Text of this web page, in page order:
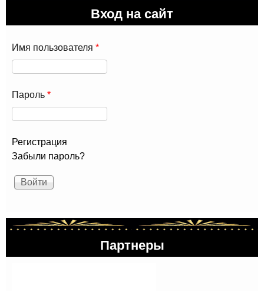
Вход на сайт
Имя пользователя *
Пароль *
Регистрация
Забыли пароль?
Партнеры